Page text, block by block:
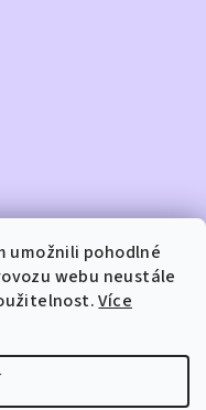
umožnili pohodlné
webu neustále
Více